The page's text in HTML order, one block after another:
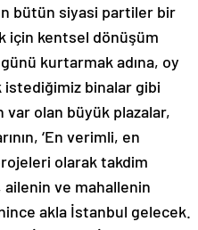
bütün siyasi partiler bir
için kentsel dönüşüm
kurtarmak adına, oy
istediğimiz binalar gibi
var olan büyük plazalar,
‘En verimli, en
olarak takdim
ve mahallenin
akla İstanbul gelecek.